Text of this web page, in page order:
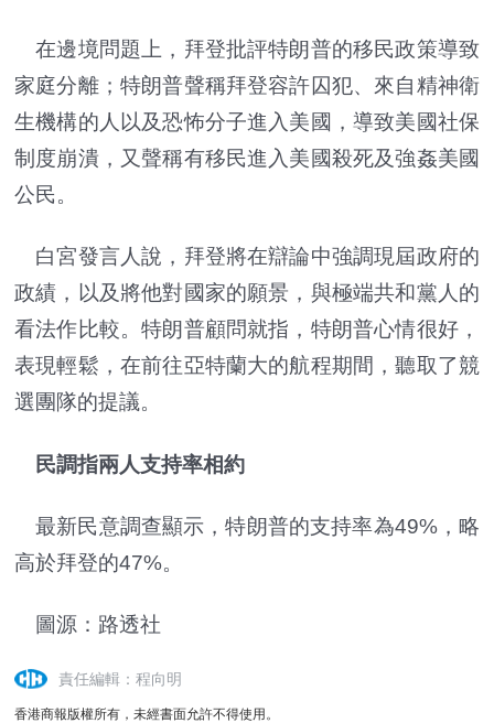
在邊境問題上，拜登批評特朗普的移民政策導致
家庭分離；特朗普聲稱拜登容許囚犯、來自精神衛
生機構的人以及恐怖分子進入美國，導致美國社保
制度崩潰，又聲稱有移民進入美國殺死及強姦美國
公民。
白宮發言人說，拜登將在辯論中強調現屆政府的
政績，以及將他對國家的願景，與極端共和黨人的
看法作比較。特朗普顧問就指，特朗普心情很好，
表現輕鬆，在前往亞特蘭大的航程期間，聽取了競
選團隊的提議。
民調指兩人支持率相約
最新民意調查顯示，特朗普的支持率為49%，略
高於拜登的47%。
圖源：路透社
責任編輯：程向明
香港商報版權所有，未經書面允許不得使用。